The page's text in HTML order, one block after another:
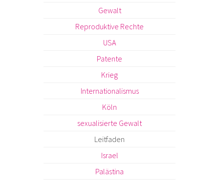
Gewalt
Reproduktive Rechte
USA
Patente
Krieg
Internationalismus
Köln
sexualisierte Gewalt
Leitfaden
Israel
Palästina